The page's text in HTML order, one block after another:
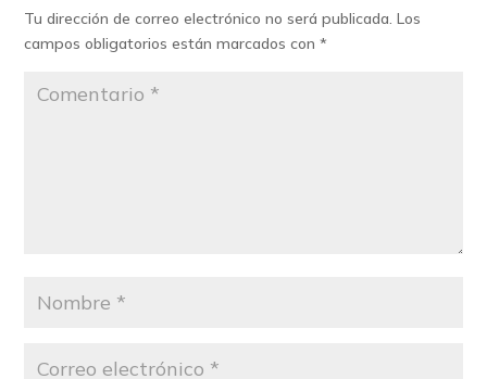
Tu dirección de correo electrónico no será publicada. Los
campos obligatorios están marcados con*